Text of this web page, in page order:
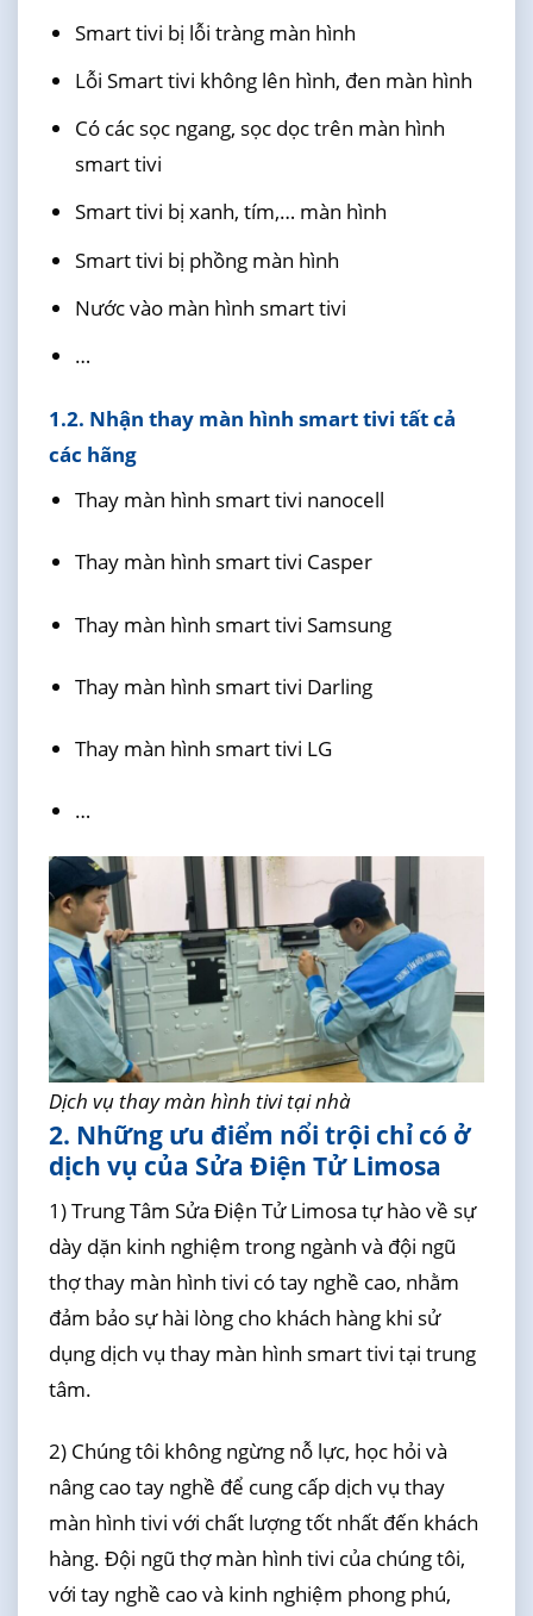
Smart tivi bị lỗi tràng màn hình
Lỗi Smart tivi không lên hình, đen màn hình
Có các sọc ngang, sọc dọc trên màn hình
smart tivi
Smart tivi bị xanh, tím,… màn hình
Smart tivi bị phồng màn hình
Nước vào màn hình smart tivi
…
1.2. Nhận thay màn hình smart tivi tất cả
các hãng
Thay màn hình smart tivi nanocell
Thay màn hình smart tivi Casper
Thay màn hình smart tivi Samsung
Thay màn hình smart tivi Darling
Thay màn hình smart tivi LG
…
Dịch vụ thay màn hình tivi tại nhà
2. Những ưu điểm nổi trội chỉ có ở
dịch vụ của Sửa Điện Tử Limosa
1) Trung Tâm Sửa Điện Tử Limosa tự hào về sự
dày dặn kinh nghiệm trong ngành và đội ngũ
thợ thay màn hình tivi có tay nghề cao, nhằm
đảm bảo sự hài lòng cho khách hàng khi sử
dụng dịch vụ thay màn hình smart tivi tại trung
tâm.
2) Chúng tôi không ngừng nỗ lực, học hỏi và
nâng cao tay nghề để cung cấp dịch vụ thay
màn hình tivi với chất lượng tốt nhất đến khách
hàng. Đội ngũ thợ màn hình tivi của chúng tôi,
với tay nghề cao và kinh nghiệm phong phú,